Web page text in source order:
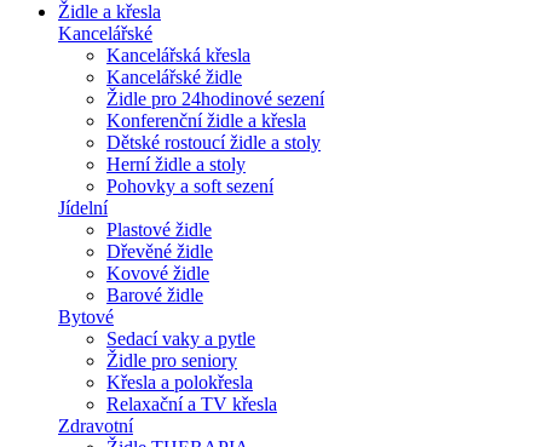
Židle a křesla
Kancelářské
Kancelářská křesla
Kancelářské židle
Židle pro 24hodinové sezení
Konferenční židle a křesla
Dětské rostoucí židle a stoly
Herní židle a stoly
Pohovky a soft sezení
Jídelní
Plastové židle
Dřevěné židle
Kovové židle
Barové židle
Bytové
Sedací vaky a pytle
Židle pro seniory
Křesla a polokřesla
Relaxační a TV křesla
Zdravotní